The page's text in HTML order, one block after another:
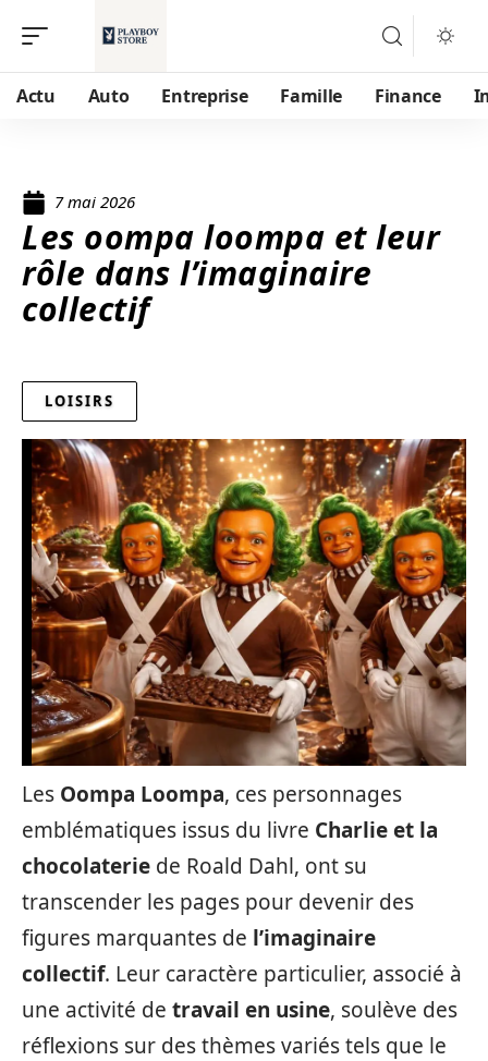
Actu Auto Entreprise Famille Finance
7 mai 2026
Les oompa loompa et leur
rôle dans l’imaginaire
collectif
LOISIRS
Les Oompa Loompa, ces personnages
emblématiques issus du livre Charlie et la
chocolaterie de Roald Dahl, ont su
transcender les pages pour devenir des
figures marquantes de l’imaginaire
collectif. Leur caractère particulier, associé à
une activité de travail en usine, soulève des
réflexions sur des thèmes variés tels que le